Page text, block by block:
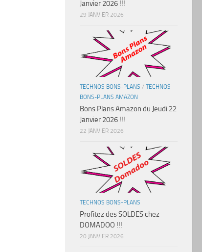
Janvier 2026 !!!
29 JANVIER 2026
TECHNOS BONS-PLANS / TECHNOS
BONS-PLANS AMAZON
Bons Plans Amazon du Jeudi 22
Janvier 2026 !!!
22 JANVIER 2026
TECHNOS BONS-PLANS
Profitez des SOLDES chez
DOMADOO !!!
20 JANVIER 2026